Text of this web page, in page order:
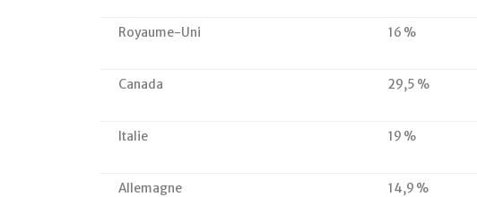
Royaume-Uni 16 %
Canada 29,5 %
Italie 19 %
Allemagne 14,9 %